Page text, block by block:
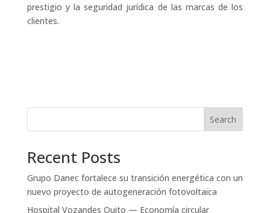
prestigio y la seguridad jurídica de las marcas de los
clientes.
Search
Recent Posts
Grupo Danec fortalece su transición energética con un
nuevo proyecto de autogeneración fotovoltaica
Hospital Vozandes Quito — Economía circular